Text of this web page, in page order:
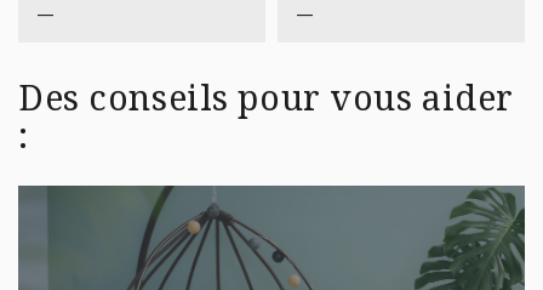
— —
Des conseils pour vous aider
: